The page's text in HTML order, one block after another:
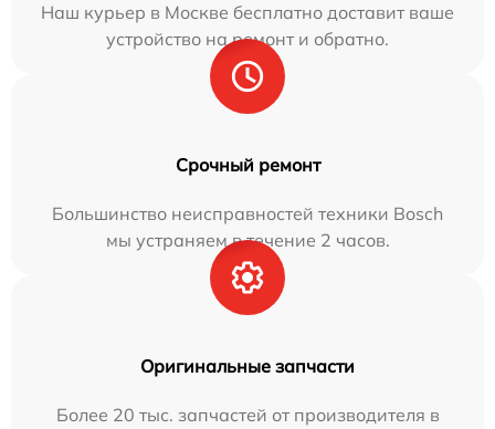
Наш курьер в Москве бесплатно доставит ваше
устройство на ремонт и обратно.
Срочный ремонт
Большинство неисправностей техники Bosch
мы устраняем в течение 2 часов.
Оригинальные запчасти
Более 20 тыс. запчастей от производителя в